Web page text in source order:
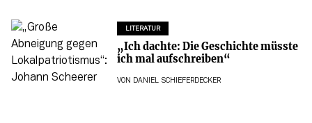
LITERATUR
„Ich dachte: Die Geschichte müsste
ich mal aufschreiben“
VON DANIEL SCHIEFERDECKER